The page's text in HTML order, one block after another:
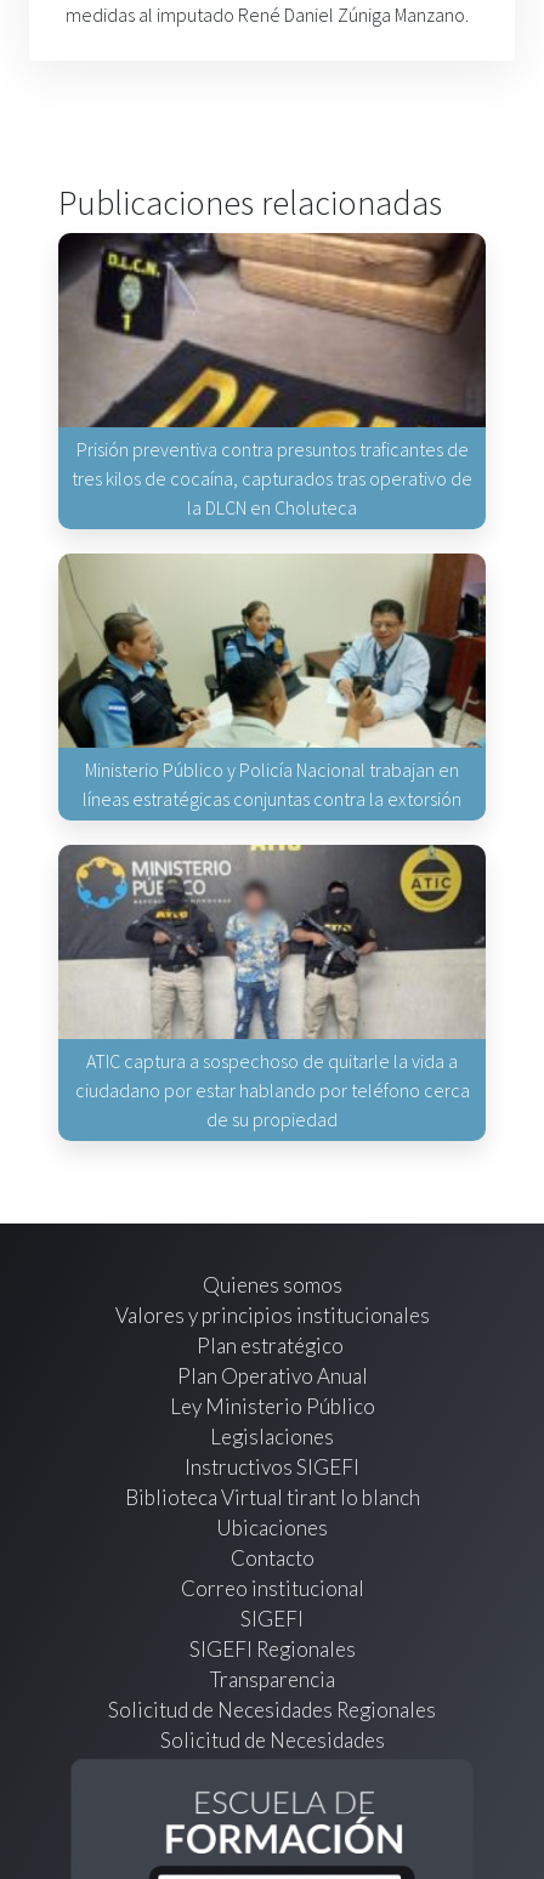
medidas al imputado René Daniel Zúniga Manzano.
Publicaciones relacionadas
Prisión preventiva contra presuntos traficantes de
tres kilos de cocaína, capturados tras operativo de
la DLCN en Choluteca
Ministerio Público y Policía Nacional trabajan en
líneas estratégicas conjuntas contra la extorsión
ATIC captura a sospechoso de quitarle la vida a
ciudadano por estar hablando por teléfono cerca
de su propiedad
Quienes somos
Valores y principios institucionales
Plan estratégico
Plan Operativo Anual
Ley Ministerio Público
Legislaciones
Instructivos SIGEFI
Biblioteca Virtual tirant lo blanch
Ubicaciones
Contacto
Correo institucional
SIGEFI
SIGEFI Regionales
Transparencia
Solicitud de Necesidades Regionales
Solicitud de Necesidades